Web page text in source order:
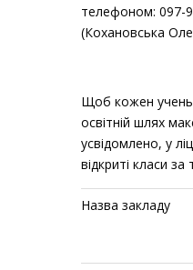
телефоном: 097-
(Кохановська
Щоб кожен учень
освітній шлях
усвідомлено, у
відкриті класи
Назва закладу